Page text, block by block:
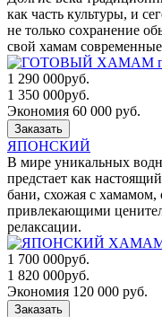
как часть культуры, и
не только сохранение
свой хамам
1 290 000руб.
1 350 000руб.
Экономия 60 000 руб.
Заказать
ЯПОНСКИЙ
В мире уникальных
предстает как
бани, схожая с хамамом,
привлекающими
релаксации.
1 700 000руб.
1 820 000руб.
Экономия 120 000 руб.
Заказать